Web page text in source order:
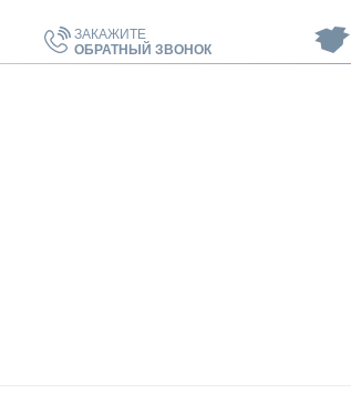
ЗАКАЖИТЕ
ОБРАТНЫЙ ЗВОНОК